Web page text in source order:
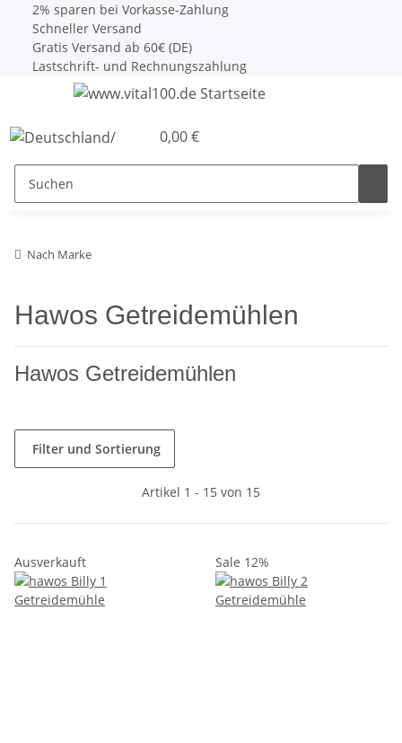
2% sparen bei Vorkasse-Zahlung
Schneller Versand
Gratis Versand ab 60€ (DE)
Lastschrift- und Rechnungszahlung
0,00 €
Nach Marke
Hawos Getreidemühlen
Hawos Getreidemühlen
Filter und Sortierung
Artikel 1 - 15 von 15
Ausverkauft Sale 12%